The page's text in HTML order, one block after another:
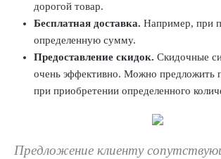
дорогой товар.
Бесплатная доставка. Например, при
определенную сумму.
Предоставление скидок. Скидочные
очень эффективно. Можно предложить
при приобретении определенного
Предложение клиенту